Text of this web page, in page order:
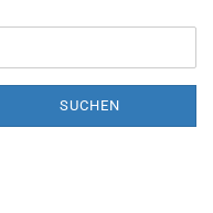
SUCHEN